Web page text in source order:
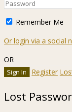
Remember Me
Or login via a social
OR
Register
Lost